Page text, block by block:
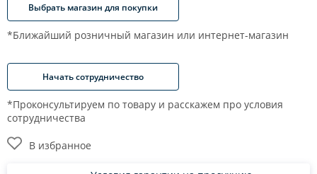
Выбрать магазин для покупки
*Ближайший розничный магазин или интернет-магазин
Начать сотрудничество
*Проконсультируем по товару и расскажем про условия
сотрудничества
В избранное